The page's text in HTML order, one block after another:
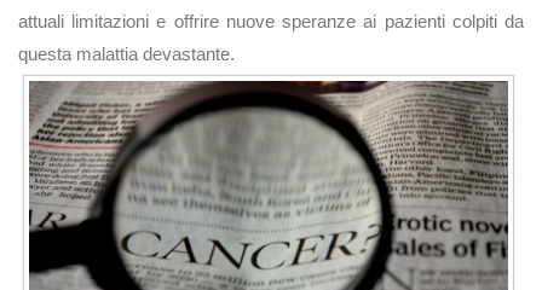
attuali limitazioni e offrire nuove speranze ai pazienti colpiti da
questa malattia devastante.